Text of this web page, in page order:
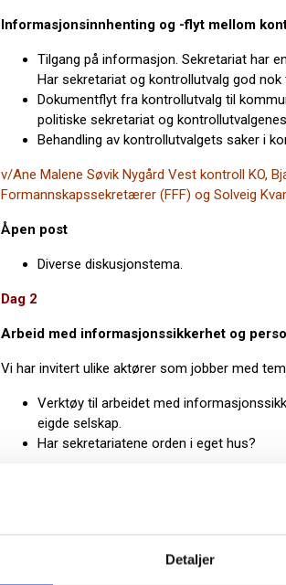
Detaljer
Informasjonsinnhenting og -flyt mellom
Tilgang på informasjon. Sekretariat har
Har sekretariat og kontrollutvalg god
Dokumentflyt fra kontrollutvalg til
politiske sekretariat og
Behandling av kontrollutvalgets saker i
v/Ane Malene Søvik Nygård Vest kontroll KO,
Formannskapssekretærer (FFF) og Solveig
Åpen post
Diverse diskusjonstema.
Dag 2
Arbeid med informasjonssikkerhet og
Vi har invitert ulike aktører som jobber med
Verktøy til arbeidet med
eigde selskap.
Har sekretariatene orden i eget hus?
Foreningen Kommunal
informasjonssikkerhet i kommuner og
sin oppgave er mellom